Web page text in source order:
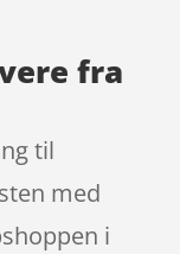
fra
til
med
i